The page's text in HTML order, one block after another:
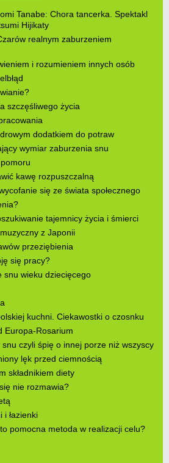
Tanabe: Chora tancerka. Spektakl
Hijikaty
realnym zaburzeniem
i rozumieniem innych osób
szczęśliwego życia
dodatkiem do potraw
wymiar zaburzenia snu
kawę rozpuszczalną
się ze świata społecznego
tajemnicy życia i śmierci
z Japonii
przeziębienia
się pracy?
snu wieku dziecięcego
kuchni. Ciekawostki o czosnku
Europa-Rosarium
snu czyli śpię o innej porze niż wszyscy
lęk przed ciemnością
składnikiem diety
nie rozmawia?
i łazienki
pomocna metoda w realizacji celu?